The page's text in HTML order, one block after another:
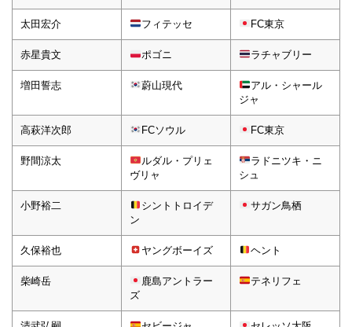
太田宏介 フィテッセ FC東京
赤星貴文 ポゴニ ラチャブリー
増田誓志 蔚山現代
​アル・シャール
ジャ
高萩洋次郎 FCソウル FC東京
野間涼太
ルダル・プリェ
ヴリャ
ラドニツキ・ニ
シュ
小野裕二
シントトロイデ
ン
サガン鳥栖
久保裕也 ヤングボーイズ ヘント
柴崎岳
鹿島アントラー
ズ
テネリフェ